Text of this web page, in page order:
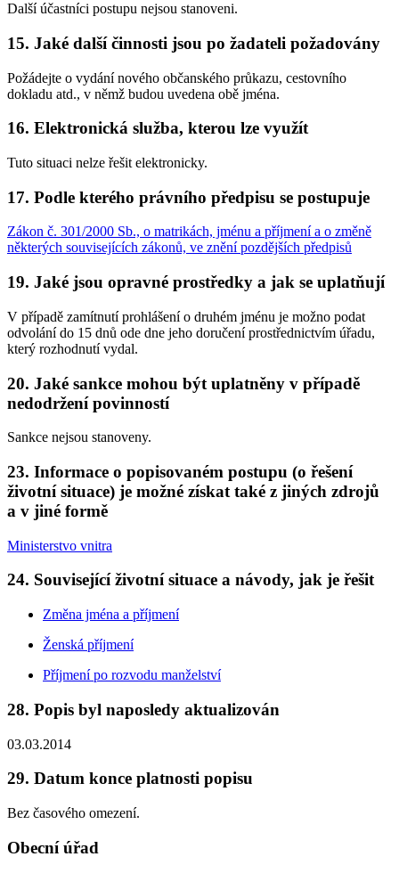
Další účastníci postupu nejsou stanoveni.
15. Jaké další činnosti jsou po žadateli požadovány
Požádejte o vydání nového občanského průkazu, cestovního
dokladu atd., v němž budou uvedena obě jména.
16. Elektronická služba, kterou lze využít
Tuto situaci nelze řešit elektronicky.
17. Podle kterého právního předpisu se postupuje
Zákon č. 301/2000 Sb., o matrikách, jménu a příjmení a o změně
některých souvisejících zákonů, ve znění pozdějších předpisů
19. Jaké jsou opravné prostředky a jak se uplatňují
V případě zamítnutí prohlášení o druhém jménu je možno podat
odvolání do 15 dnů ode dne jeho doručení prostřednictvím úřadu,
který rozhodnutí vydal.
20. Jaké sankce mohou být uplatněny v případě
nedodržení povinností
Sankce nejsou stanoveny.
23. Informace o popisovaném postupu (o řešení
životní situace) je možné získat také z jiných zdrojů
a v jiné formě
Ministerstvo vnitra
24. Související životní situace a návody, jak je řešit
Změna jména a příjmení
Ženská příjmení
Příjmení po rozvodu manželství
28. Popis byl naposledy aktualizován
03.03.2014
29. Datum konce platnosti popisu
Bez časového omezení.
Obecní úřad